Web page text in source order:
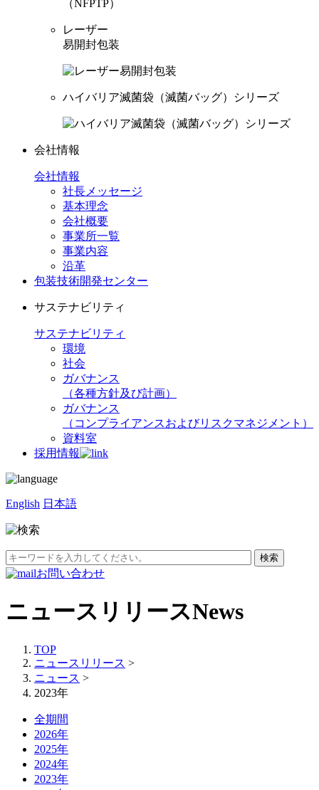
レーザー
易開封包装
ハイバリア滅菌袋（滅菌バッグ）シリーズ
会社情報
会社情報
社長メッセージ
基本理念
会社概要
事業所一覧
事業内容
沿革
包装技術開発センター
サステナビリティ
サステナビリティ
環境
社会
ガバナンス
（各種方針及び計画）
ガバナンス
（コンプライアンスおよびリスクマネジメント）
資料室
採用情報
English 日本語
お問い合わせ
ニュースリリースNews
TOP
ニュースリリース >
ニュース >
2023年
全期間
2026年
2025年
2024年
2023年